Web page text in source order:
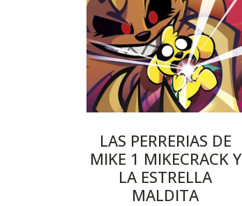
LAS PERRERIAS DE
MIKE 1 MIKECRACK Y
LA ESTRELLA
MALDITA